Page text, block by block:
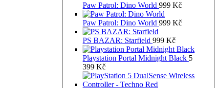
Paw Patrol: Dino World 999 Kč
Paw Patrol: Dino World 999 Kč
PS BAZAR: Starfield 999 Kč
Playstation Portal Midnight Black 5
399 Kč